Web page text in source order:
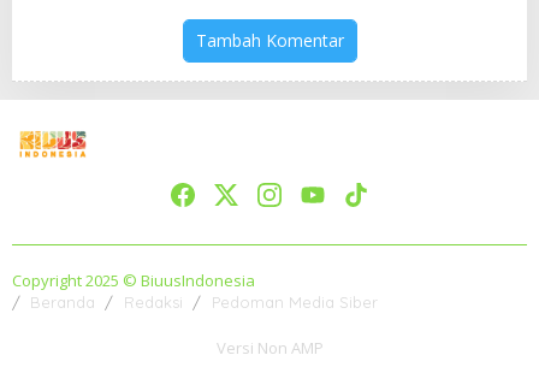
Tambah Komentar
Copyright 2025 © BiuusIndonesia
Beranda Redaksi Pedoman Media Siber
Versi Non AMP